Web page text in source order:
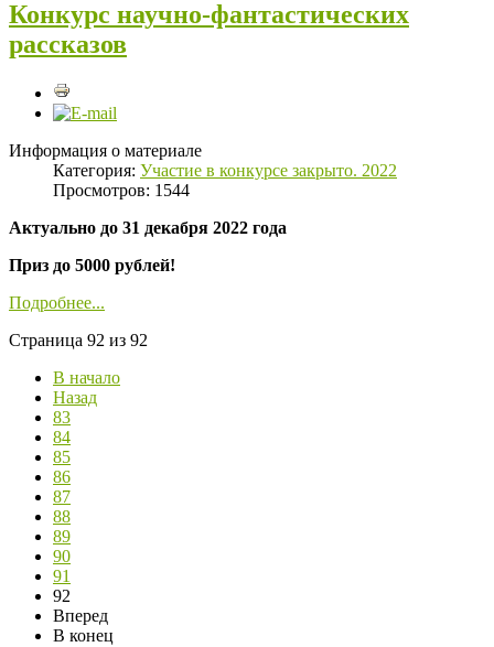
Конкурс научно-фантастических
рассказов
Информация о материале
Категория: Участие в конкурсе закрыто. 2022
Просмотров: 1544
Актуально до 31 декабря 2022 года
Приз до 5000 рублей!
Подробнее...
Страница 92 из 92
В начало
Назад
83
84
85
86
87
88
89
90
91
92
Вперед
В конец